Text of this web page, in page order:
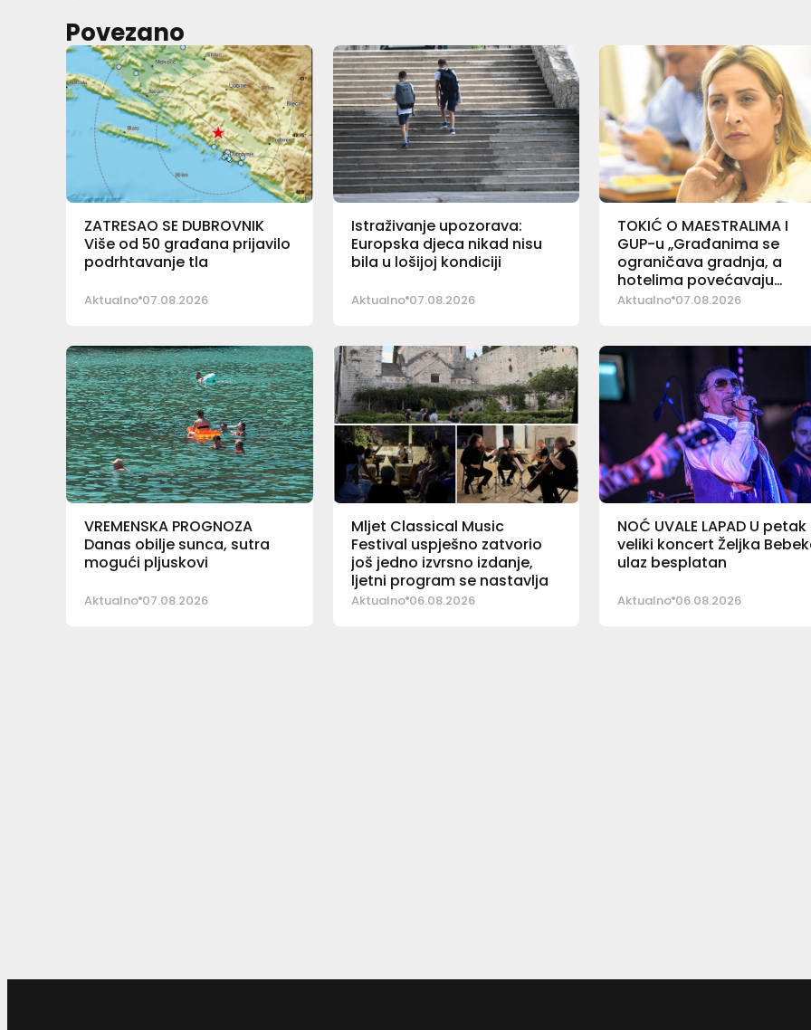
Povezano
ZATRESAO SE DUBROVNIK
Više od 50 građana prijavilo
podrhtavanje tla
Aktualno 07.08.2026
Istraživanje upozorava:
Europska djeca nikad nisu
bila u lošijoj kondiciji
Aktualno 07.08.2026
TOKIĆ O MAESTRALIMA I
GUP-u „Građanima se
ograničava gradnja, a
hotelima povećavaju
kapaciteti“
Aktualno 07.08.2026
VREMENSKA PROGNOZA
Danas obilje sunca, sutra
mogući pljuskovi
Aktualno 07.08.2026
Mljet Classical Music
Festival uspješno zatvorio
još jedno izvrsno izdanje,
ljetni program se nastavlja
Aktualno 06.08.2026
NOĆ UVALE LAPAD U petak
veliki koncert Željka
ulaz besplatan
Aktualno 06.08.2026